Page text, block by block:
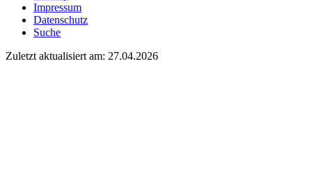
Impressum
Datenschutz
Suche
Zuletzt aktualisiert am: 27.04.2026